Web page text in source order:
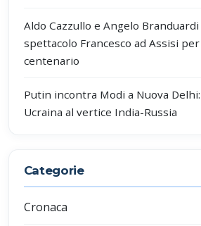
Aldo Cazzullo e Angelo
spettacolo Francesco ad Assisi per
centenario
Putin incontra Modi a Nuova
Ucraina al vertice India-Russia
Categorie
Cronaca